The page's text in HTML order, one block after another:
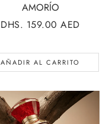
AMORÍO
PRECIO
DHS. 159.00 AED
AÑADIR AL CARRITO